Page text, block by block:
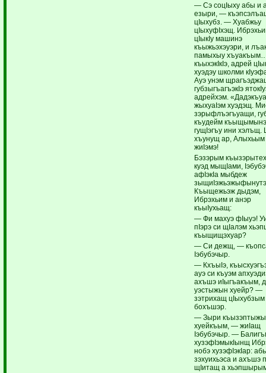
— Сэ соцIыху абы и
езыри, —
цIыхубз. — Хуабжьу
цIыхуфIхэщ.
цIыкIу машинэ
къыжьэхэуэри, и
памыхыу
къыхэкIкIэ, адрей
хуэдэу школми
Ауэ унэм
губзыгъагъэкIэ
адрейхэм.
жыхуаIэм хуэдэщ.
зэрыфлъэгъуащи,
къудейм
гущIэгъу ини хэлъщ.
хъунущ ар, Алыхьым
жиIэмэ!
Бэзэрым
куэд мыщIами,
афIэкIа мыбдеж
Къыщежьэж дыдэм,
Ибрэхьим и анэр
къыIухьащ:
— Фи махуэ фIыуэ!
пIэрэ си щIалэм
къыщищэхуар?
— Си дежщ, —
Iэбубэчыр.
— КхъыIэ,
ауэ си къуэм
ахъшэ иIыгъакъым,
уэстыжын хуейр? —
зэтрихащ
бохъшэр.
— Зыри
хуейкъым, — жиIащ
Iэбубэчыр. —
хузэфIэмыкIынщ
нобэ хузэфIэкIар:
зэхуихьэса и ахъшэ
щIитащ а